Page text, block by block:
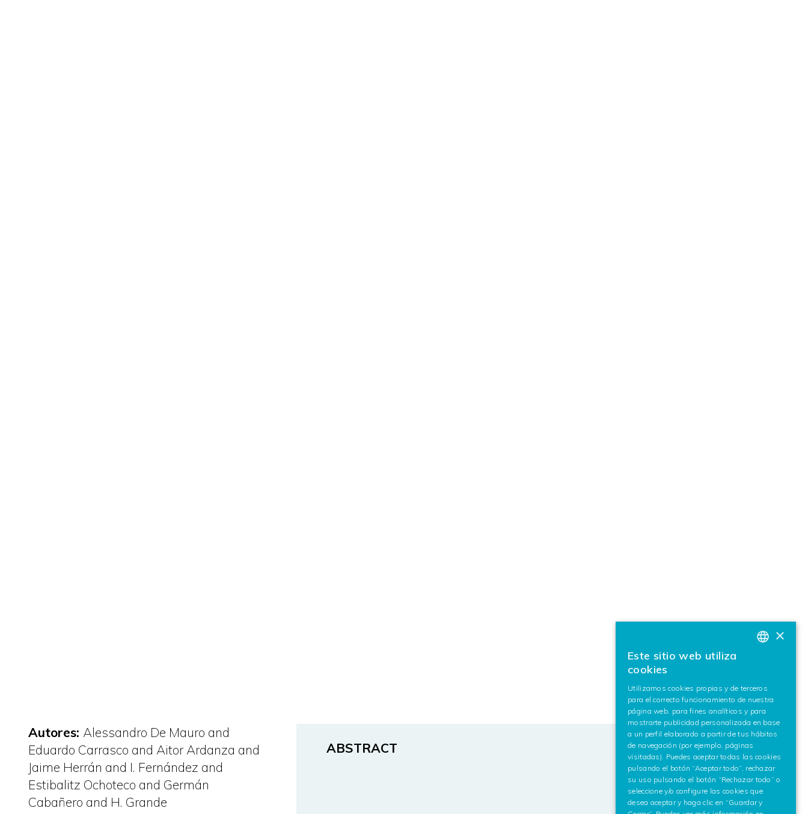
Autores: Alessandro De Mauro and
Eduardo Carrasco and Aitor Ardanza and
Jaime Herrán and I. Fernández and
Estibalitz Ochoteco and Germán
Cabañero and H. Grande
ABSTRACT
ENGLISH
×
Este sitio web utiliza
cookies
Utilizamos cookies propias y de terceros
para el correcto funcionamiento de nuestra
página web, para fines analíticos y para
mostrarte publicidad personalizada en base
a un perfil elaborado a partir de tus hábitos
de navegación (por ejemplo, páginas
visitadas). Puedes aceptar todas las cookies
pulsando el botón “Aceptar todo”, rechazar
su uso pulsando el botón “Rechazar todo” o
seleccione y/o configure las cookies que
desea aceptar y haga clic en “Guardar y